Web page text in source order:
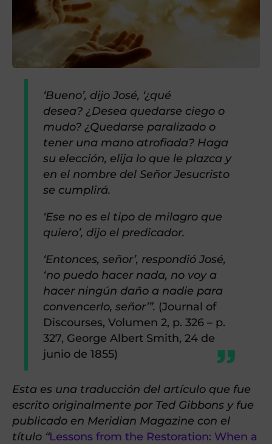
‘Bueno’, dijo José, ‘¿qué
desea? ¿Desea quedarse ciego o
mudo? ¿Quedarse paralizado o
tener una mano atrofiada? Haga
su elección, elija lo que le plazca y
en el nombre del Señor Jesucristo
se cumplirá.
‘Ese no es el tipo de milagro que
quiero’, dijo el predicador.
‘Entonces, señor’, respondió José,
‘no puedo hacer nada, no voy a
hacer ningún daño a nadie para
convencerlo, señor’”. (Journal of
Discourses, Volumen 2, p. 326 – p.
327, George Albert Smith, 24 de
junio de 1855)
Esta es una traducción del artículo que fue
escrito originalmente por Ted Gibbons y fue
publicado en Meridian Magazine con el
título “Lessons from the Restoration: When a